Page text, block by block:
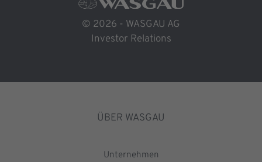
© 2026 - WASGAU AG
Investor Relations
ÜBER WASGAU
Unternehmen